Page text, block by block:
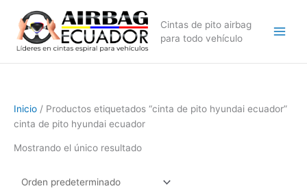
contenido
Cintas de pito airbag
para todo vehículo
Inicio / Productos etiquetados “cinta de pito hyundai ecuador”
cinta de pito hyundai ecuador
Mostrando el único resultado